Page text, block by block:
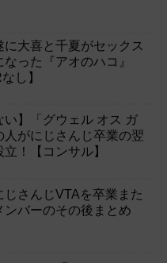
に大喜と千夏がセックス
なった『アオのハコ』
し】
い】「グウェル オス ガ
人がにじさんじ卒業の翌
立！【コンサル】
じさんじVTAを卒業また
ンバーのその後まとめ